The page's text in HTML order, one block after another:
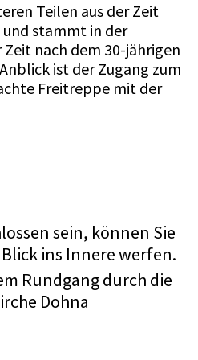
Teilen aus der Zeit
und stammt in der
nach dem 30-jährigen
ist der Zugang zum
Freitreppe mit der
sein, können Sie
ins Innere werfen.
Rundgang durch die
Dohna